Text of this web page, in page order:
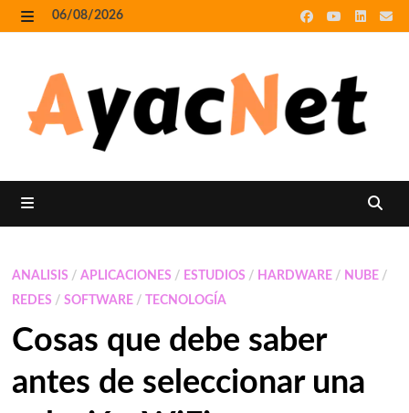
Skip
to
06/08/2026
ANALISIS / APLICACIONES / ESTUDIOS / HARDWARE/ NUBE/
REDES / SOFTWARE/ TECNOLOGÍA
Cosas que debe saber
antes de seleccionar una